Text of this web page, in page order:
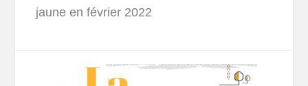
jaune en février 2022